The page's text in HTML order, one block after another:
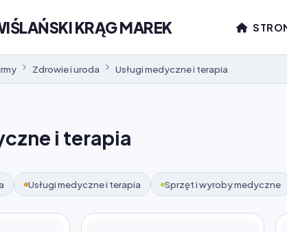
KRĄG MAREK
Zdrowie i uroda Usługi medyczne i terapia
i terapia
Usługi medyczne i terapia Sprzęt i wyroby medyczne